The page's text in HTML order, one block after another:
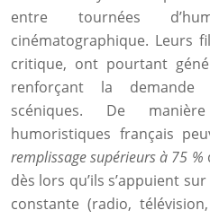
entre tournées
cinématographique. Leurs
critique, ont pourtant
renforçant la
scéniques. De
humoristiques français
remplissage supérieurs à 75 %
dès lors qu’ils s’appuient
constante (radio,